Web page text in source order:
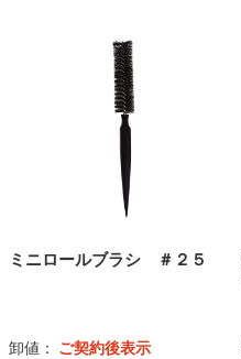
ミニロールブラシ ＃２５
卸値： ご契約後表示